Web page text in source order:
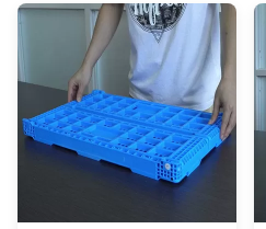
फोल्ड करने पर वॉल्यूम 75% कम हो
जाता है।हल्के वजन, छोटे पदचिह्न,
गठबंधन करने म...